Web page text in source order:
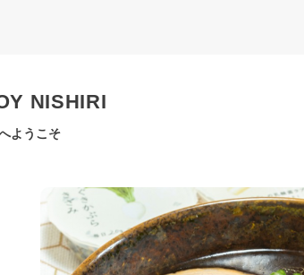
NISHIRI
ようこそ